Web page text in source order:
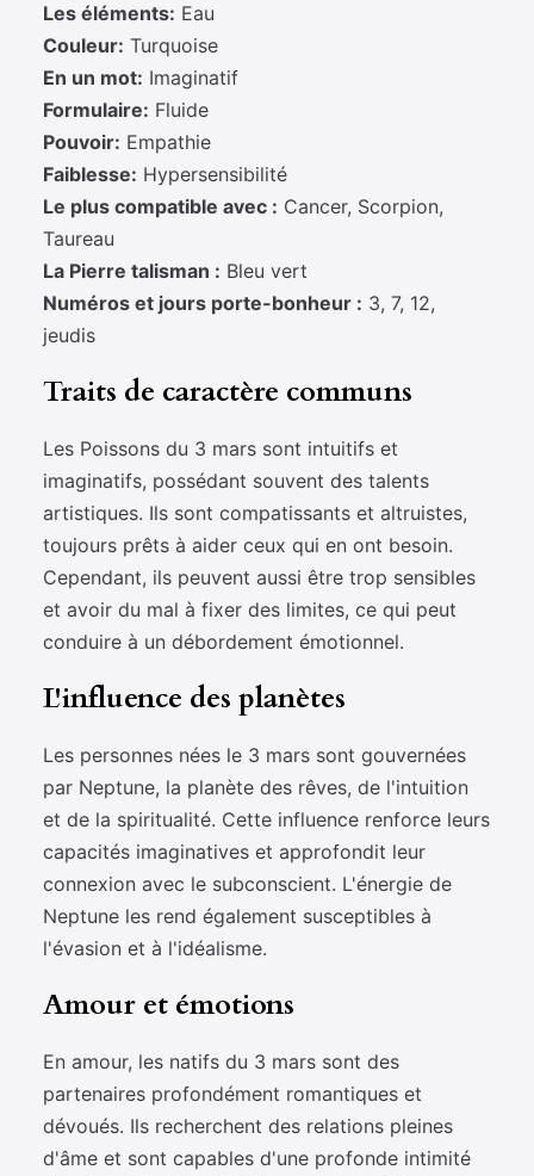
Les éléments: Eau
Couleur: Turquoise
En un mot: Imaginatif
Formulaire: Fluide
Pouvoir: Empathie
Faiblesse: Hypersensibilité
Le plus compatible avec : Cancer, Scorpion,
Taureau
La Pierre talisman : Bleu vert
Numéros et jours porte-bonheur : 3, 7, 12,
jeudis
Traits de caractère communs
Les Poissons du 3 mars sont intuitifs et
imaginatifs, possédant souvent des talents
artistiques. Ils sont compatissants et altruistes,
toujours prêts à aider ceux qui en ont besoin.
Cependant, ils peuvent aussi être trop sensibles
et avoir du mal à fixer des limites, ce qui peut
conduire à un débordement émotionnel.
L'influence des planètes
Les personnes nées le 3 mars sont gouvernées
par Neptune, la planète des rêves, de l'intuition
et de la spiritualité. Cette influence renforce leurs
capacités imaginatives et approfondit leur
connexion avec le subconscient. L'énergie de
Neptune les rend également susceptibles à
l'évasion et à l'idéalisme.
Amour et émotions
En amour, les natifs du 3 mars sont des
partenaires profondément romantiques et
dévoués. Ils recherchent des relations pleines
d'âme et sont capables d'une profonde intimité